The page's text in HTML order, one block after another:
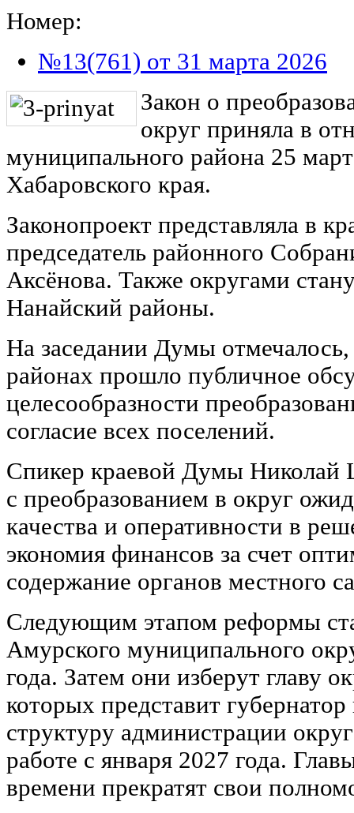
Номер:
№13(761) от 31 марта 2026
Закон о
округ приняла в
муниципального района 25
Хабаровского края.
Законопроект представляла в
председатель районного
Аксёнова. Также округами
Нанайский районы.
На заседании Думы отмечалось,
районах прошло публичное
целесообразности
согласие всех поселений.
Спикер краевой Думы Николай
с преобразованием в округ
качества и оперативности в
экономия финансов за счет
содержание органов местного
Следующим этапом реформы
Амурского муниципального
года. Затем они изберут главу
которых представит губернатор
структуру администрации
работе с января 2027 года.
времени прекратят свои